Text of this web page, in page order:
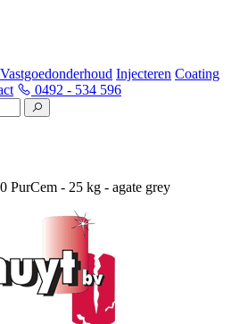
Vastgoedonderhoud Injecteren Coating
0492 - 534 596
PurCem - 25 kg - agate grey